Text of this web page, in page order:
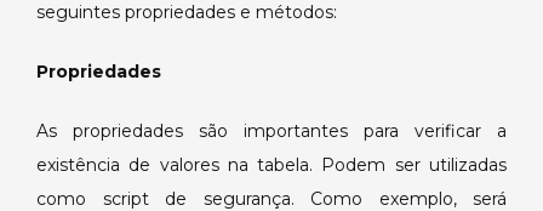
seguintes propriedades e métodos:
Propriedades
As propriedades são importantes para verificar a
existência de valores na tabela. Podem ser utilizadas
como script de segurança. Como exemplo, será